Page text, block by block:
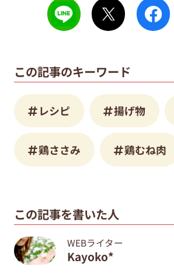
この記事のキーワード
レシピ 揚げ物
鶏ささみ 鶏むね肉
この記事を書いた人
WEBライター
Kayoko*